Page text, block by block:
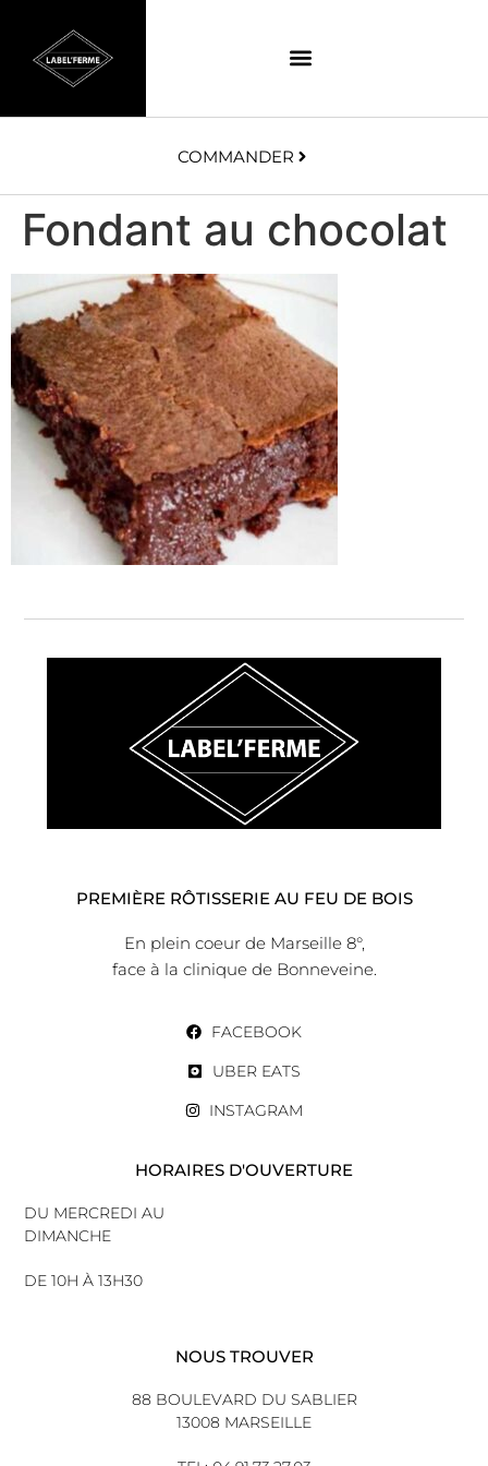
COMMANDER
Fondant au chocolat
PREMIÈRE RÔTISSERIE AU FEU DE BOIS
En plein coeur de Marseille 8°,
face à la clinique de Bonneveine.
FACEBOOK
UBER EATS
INSTAGRAM
HORAIRES D'OUVERTURE
DU MERCREDI AU
DIMANCHE
DE 10H À 13H30
NOUS TROUVER
88 BOULEVARD DU SABLIER
13008 MARSEILLE